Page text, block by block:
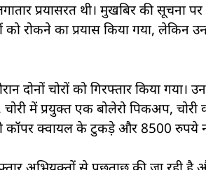
प्रयासरत थी। मुखबिर की सूचना
को रोकने का प्रयास किया गया,
दोनों चोरों को गिरफ्तार किया
में प्रयुक्त एक बोलेरो पिकअप, चोरी
कॉपर क्वायल के टुकड़े और 8500 रुपये